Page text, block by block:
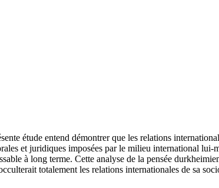
étude entend démontrer que les relations
et juridiques imposées par le milieu international
à long terme. Cette analyse de la pensée
totalement les relations internationales de sa